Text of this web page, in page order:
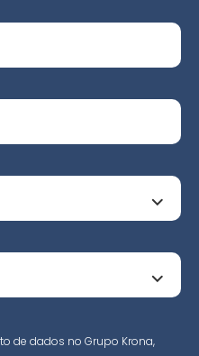
de dados no Grupo Krona,